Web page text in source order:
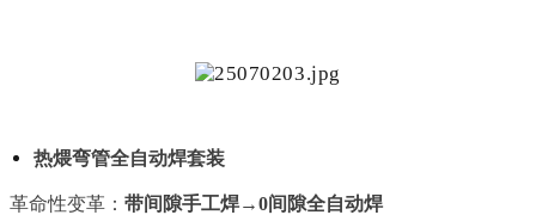
热煨弯管全自动焊套装
革命性变革： 带间隙手工焊→0间隙全自动焊